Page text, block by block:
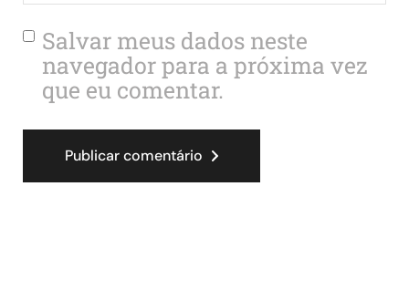
Salvar meus dados neste
navegador para a próxima vez
que eu comentar.
Publicar comentário